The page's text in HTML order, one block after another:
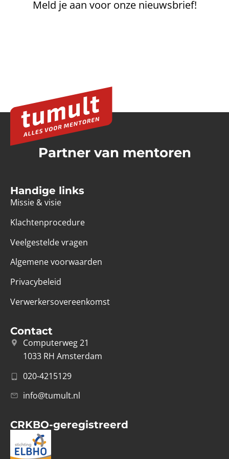
Meld je aan voor onze nieuwsbrief!
Partner van mentoren
Handige links
Missie & visie
Klachtenprocedure
Veelgestelde vragen
Algemene voorwaarden
Privacybeleid
Verwerkersovereenkomst
Contact
Computerweg 21
1033 RH Amsterdam
020-4215129
info@tumult.nl
CRKBO-geregistreerd